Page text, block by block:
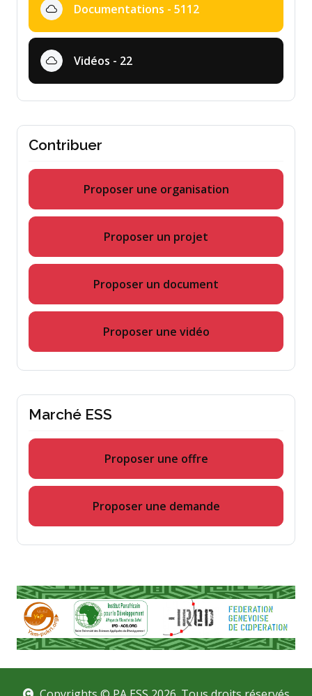
Documentations - 5112
Vidéos - 22
Contribuer
Proposer une organisation
Proposer un projet
Proposer un document
Proposer une vidéo
Marché ESS
Proposer une offre
Proposer une demande